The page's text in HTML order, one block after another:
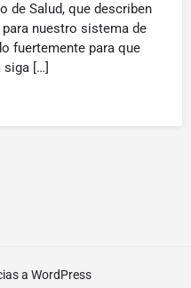
de Salud, que describen
nuestro sistema de
fuertemente para que
siga […]
a WordPress